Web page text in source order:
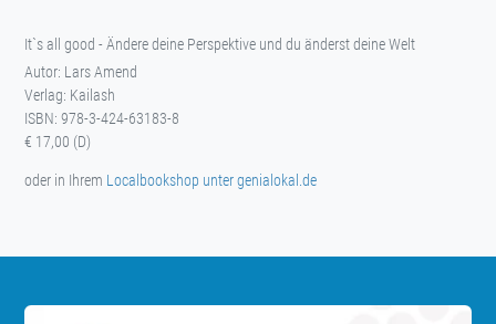
It`s all good - Ändere deine Perspektive und du änderst deine Welt
Autor: Lars Amend
Verlag: Kailash
ISBN: 978-3-424-63183-8
€ 17,00 (D)
oder in Ihrem Localbookshop unter genialokal.de